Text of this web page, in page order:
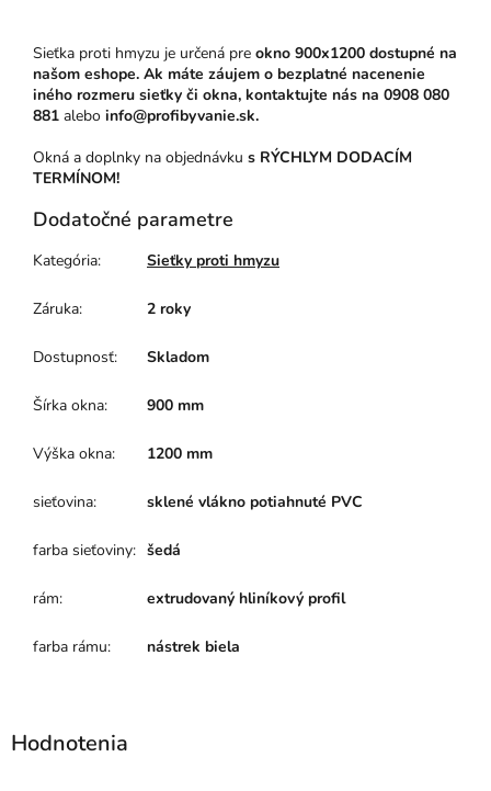
Sieťka proti hmyzu je určená pre okno 900x1200 dostupné na
našom eshope. Ak máte záujem o bezplatné nacenenie
iného rozmeru sieťky či okna, kontaktujte nás na 0908 080
881 alebo info@profibyvanie.sk.
Okná a doplnky na objednávku s RÝCHLYM DODACÍM
TERMÍNOM!
Dodatočné parametre
Kategória: Sieťky proti hmyzu
Záruka: 2 roky
Dostupnosť: Skladom
Šírka okna: 900 mm
Výška okna: 1200 mm
sieťovina: sklené vlákno potiahnuté PVC
farba sieťoviny: šedá
rám: extrudovaný hliníkový profil
farba rámu: nástrek biela